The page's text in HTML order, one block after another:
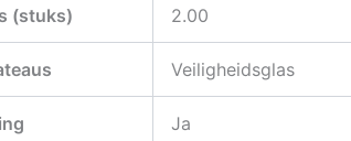
(stuks) 2.00
Veiligheidsglas
Ja